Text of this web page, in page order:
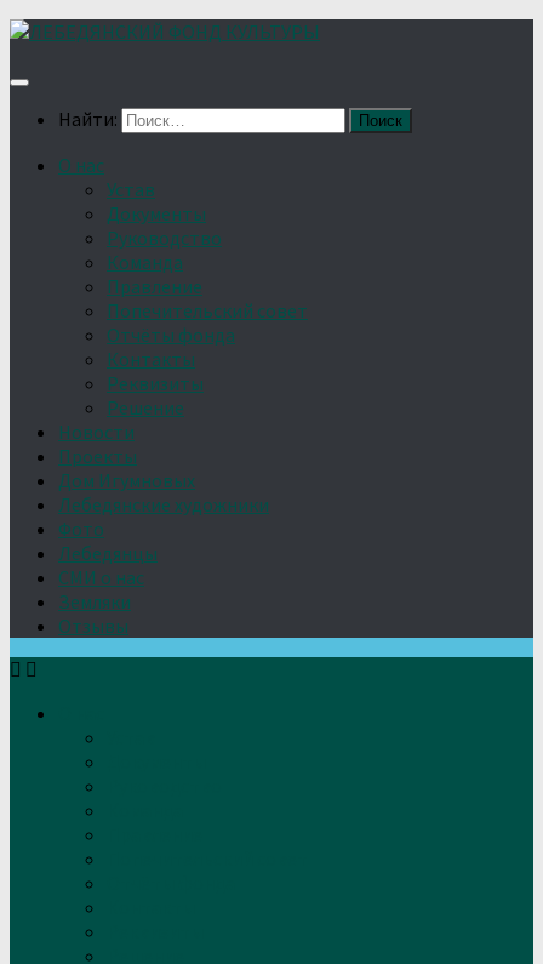
Найти:
О нас
Устав
Документы
Руководство
Команда
Правление
Попечительский совет
Отчёты фонда
Контакты
Реквизиты
Решение
Новости
Проекты
Дом Игумновых
Лебедянские художники
Фото
Лебедянцы
СМИ о нас
Земляки
Отзывы